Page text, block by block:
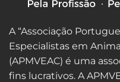
A “Associação
Especialistas em
(APMVEAC) é uma
fins lucrativos. A